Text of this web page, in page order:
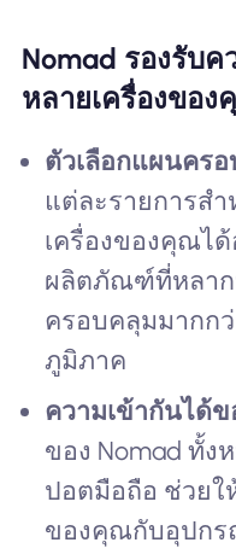
Nomad รองรับ
หลายเครื่องของ
ตัวเลือกแผนคร
แต่ละรายการส
เครื่องของคุณไ
ผลิตภัณฑ์ที่หลาก
ครอบคลุมมากก
ภูมิภาค
ความเข้ากันได้
ของ Nomad ทั้
ปอตมือถือ ช่วย
ของคุณกับอุปกร